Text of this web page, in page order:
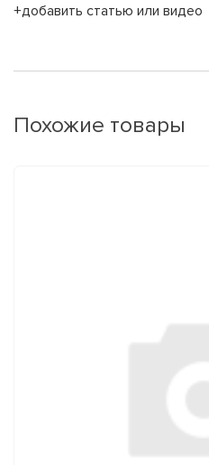
+добавить статью или видео
Похожие товары